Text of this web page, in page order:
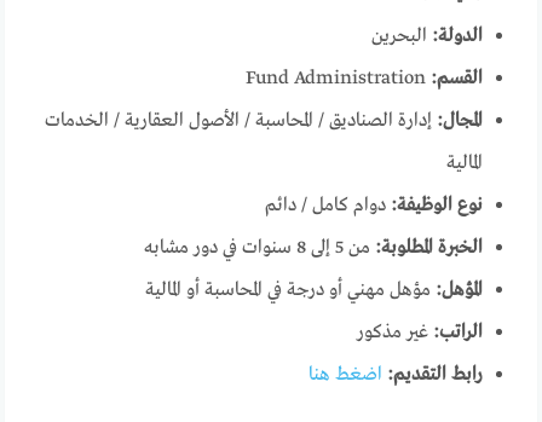
الدولة: البحرين
القسم: Fund Administration
المجال: إدارة الصناديق / المحاسبة / الأصول العقارية / الخدمات
المالية
نوع الوظيفة: دوام كامل / دائم
الخبرة المطلوبة: من 5 إلى 8 سنوات في دور مشابه
المؤهل: مؤهل مهني أو درجة في المحاسبة أو المالية
الراتب: غير مذكور
رابط التقديم: اضغط هنا